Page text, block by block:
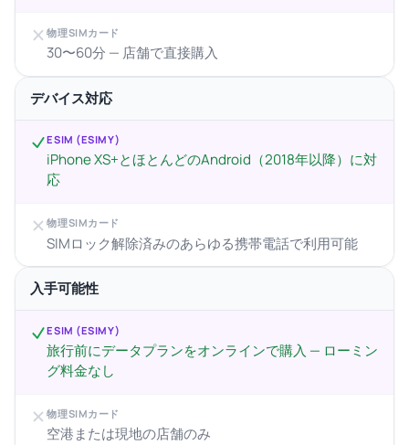
物理SIMカード
30〜60分 — 店舗で直接購入
デバイス対応
ESIM (ESIMY)
iPhone XS+とほとんどのAndroid（2018年以降）に対
応
物理SIMカード
SIMロック解除済みのあらゆる携帯電話で利用可能
入手可能性
ESIM (ESIMY)
旅行前にデータプランをオンラインで購入 — ローミン
グ料金なし
物理SIMカード
空港または現地の店舗のみ